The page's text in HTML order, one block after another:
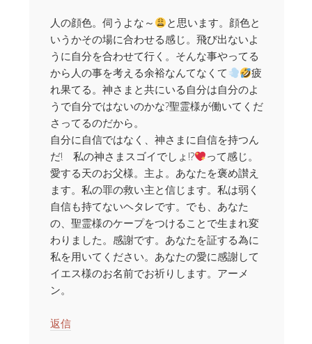
人の顔色。伺うよな～
と思います。顔色と
いうかその場に合わせる感じ。飛び出ないよ
うに自分を合わせて行く。そんな事やってる
から人の事を考える余裕なんてなくて
疲
れ果てる。神さまと共にいる自分は自分のよ
うで自分ではないのかな?聖霊様が働いてくだ
さってるのだから。
自分に自信ではなく、神さまに自信を持つん
だ! 私の神さまスゴイでしょ!?
って感じ。
愛する天のお父様。主よ。あなたを褒め讃え
ます。私の罪の救い主と信じます。私は弱く
自信も持てないヘタレです。でも、あなた
の、聖霊様のケープをつけることで生まれ変
わりました。感謝です。あなたを証する為に
私を用いてください。あなたの愛に感謝して
イエス様のお名前でお祈りします。アーメ
ン。
返信